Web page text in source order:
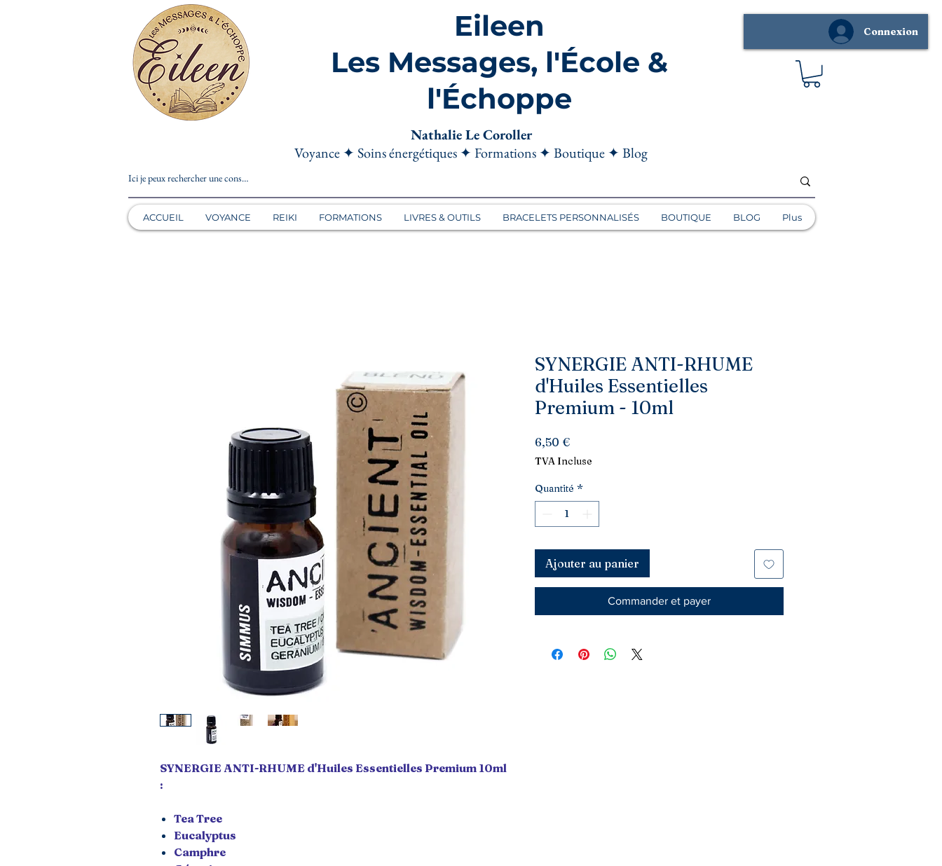
Connexion
Eileen
Les Messages, l'École &
l'Échoppe
Nathalie Le Coroller
Voyance ✦ Soins énergétiques ✦ Formations ✦ Boutique ✦ Blog
ACCUEIL VOYANCE REIKI FORMATIONS LIVRES & OUTILS BRACELETS PERSONNALISÉS BOUTIQUE BLOG Plus
SYNERGIE ANTI-RHUME d'Huiles Essentielles Premium 10ml
:
Tea Tree
Eucalyptus
Camphre
SYNERGIE ANTI-RHUME
d'Huiles Essentielles
Premium - 10ml
6,50 €Prix
TVA Incluse
Quantité *
Ajouter au panier
Commander et payer